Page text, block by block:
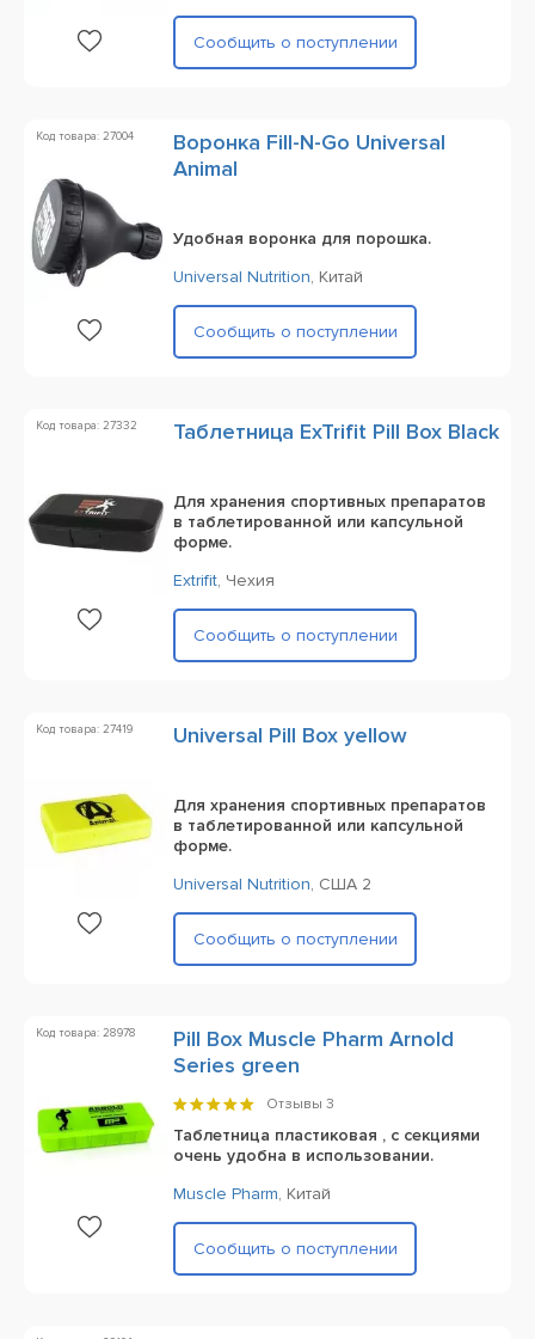
Сообщить о поступлении
Код товара: 27004
Воронка Fill-N-Go Universal
Animal
Удобная воронка для порошка.
Universal Nutrition, Китай
Сообщить о поступлении
Код товара: 27332 Таблетница ExTrifit Pill Box Black
Для хранения спортивных препаратов
в таблетированной или капсульной
форме.
Extrifit, Чехия
Сообщить о поступлении
Код товара: 27419 Universal Pill Box yellow
Для хранения спортивных препаратов
в таблетированной или капсульной
форме.
Universal Nutrition, CША 2
Сообщить о поступлении
Код товара: 28978
Pill Box Muscle Pharm Arnold
Series green
Отзывы 3
Таблетница пластиковая , с секциями
очень удобна в использовании.
Muscle Pharm, Китай
Сообщить о поступлении